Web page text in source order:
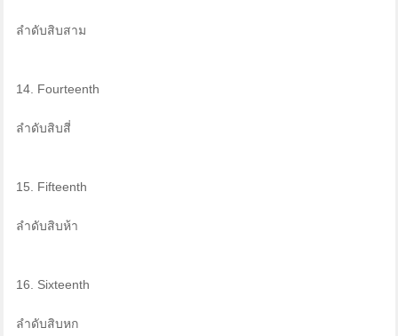
ลำดับสิบสาม
14. Fourteenth
ลำดับสิบสี่
15. Fifteenth
ลำดับสิบห้า
16. Sixteenth
ลำดับสิบหก